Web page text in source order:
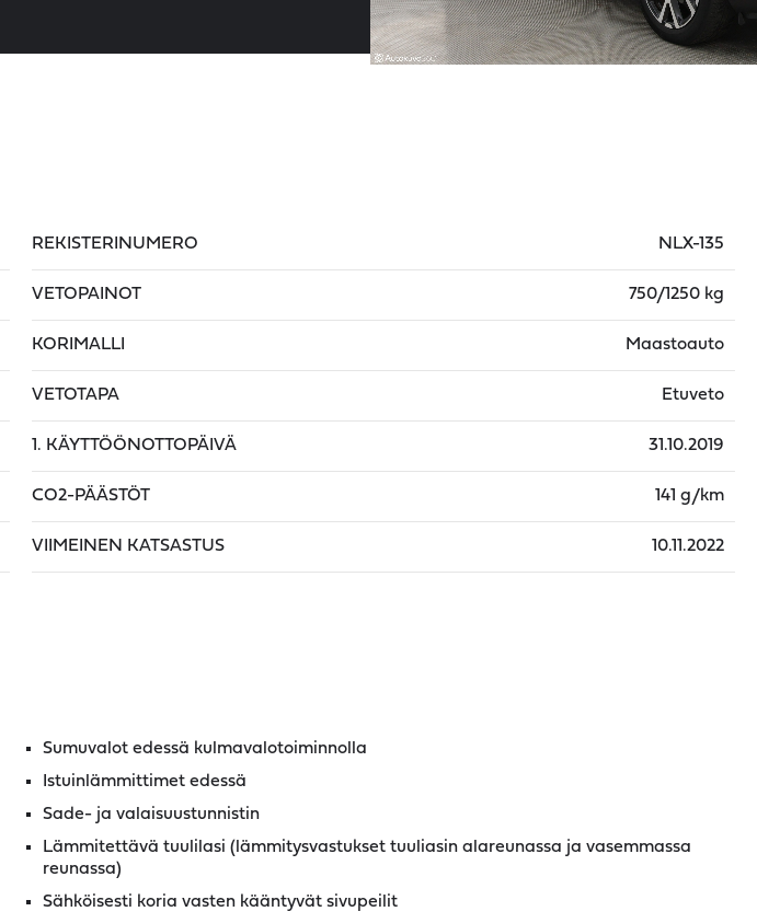
REKISTERINUMERO NLX-135
VETOPAINOT 750/1250 kg
KORIMALLI Maastoauto
VETOTAPA Etuveto
1. KÄYTTÖÖNOTTOPÄIVÄ 31.10.2019
CO2-PÄÄSTÖT 141 g/km
VIIMEINEN KATSASTUS 10.11.2022
Sumuvalot edessä kulmavalotoiminnolla
Istuinlämmittimet edessä
Sade- ja valaisuustunnistin
Lämmitettävä tuulilasi (lämmitysvastukset tuuliasin alareunassa ja vasemmassa
reunassa)
Sähköisesti koria vasten kääntyvät sivupeilit